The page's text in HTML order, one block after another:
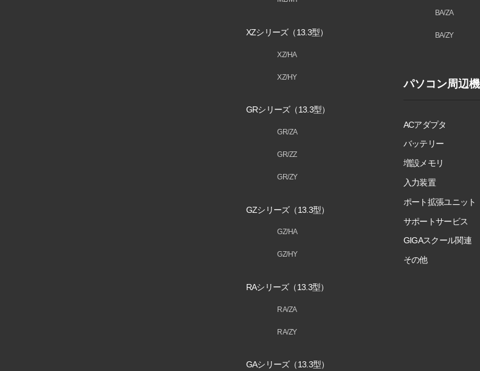
XZシリーズ（13.3型）
XZ/HA
XZ/HY
GRシリーズ（13.3型）
GR/ZA
GR/ZZ
GR/ZY
GZシリーズ（13.3型）
GZ/HA
GZ/HY
RAシリーズ（13.3型）
RA/ZA
RA/ZY
GAシリーズ（13.3型）
BA/ZA
BA/ZY
パソコン周辺
ACアダプタ
バッテリー
増設メモリ
入力装置
ポート拡張ユニット
サポートサービス
GIGAスクール関連
その他